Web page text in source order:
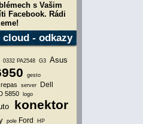
s Vašim
Facebook. Rádi
cloud - odkazy
0332 PA2548 G3 Asus
gesto
repas server
Dell
5850 logo
konektor
pole Ford HP